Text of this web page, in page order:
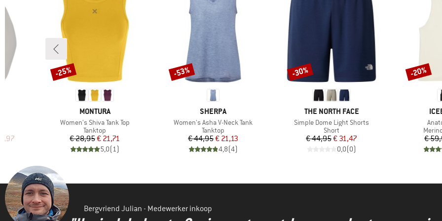
prijs
MERK
MONTURA
Artikel
Women's Shiva Tank Top
Productgroep
Tanktop
Prijs
€ 28,95Verlaagde prijs
€ 21,71
5,0(1)
Korting
-25%
MERK
SHERPA
Artikel
Women's Asha V-Neck Tank
Productgroep
Tanktop
Prijs
€ 44,95Verlaagde prijs
€ 21,13
4,8(4)
Korting
-53%
MERK
THE NORTH FACE
Artikel
Simple Dome Light Shorts
Productgroep
Short
Prijs
€ 44,95Verlaagde prijs
€ 31,47
0,0(0)
Korting
-30%
€
Korting
-20%
Bergvriend Julian - Medewerker inkoop